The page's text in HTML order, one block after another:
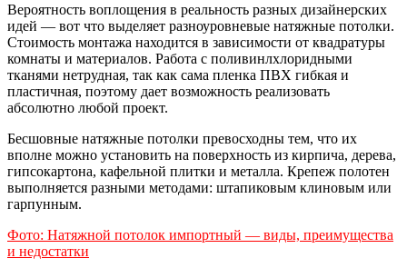
Вероятность воплощения в реальность разных дизайнерских
идей — вот что выделяет разноуровневые натяжные потолки.
Стоимость монтажа находится в зависимости от квадратуры
комнаты и материалов. Работа с поливинлхлоридными
тканями нетрудная, так как сама пленка ПВХ гибкая и
пластичная, поэтому дает возможность реализовать
абсолютно любой проект.
Бесшовные натяжные потолки превосходны тем, что их
вполне можно установить на поверхность из кирпича, дерева,
гипсокартона, кафельной плитки и металла. Крепеж полотен
выполняется разными методами: штапиковым клиновым или
гарпунным.
Фото: Натяжной потолок импортный — виды, преимущества
и недостатки